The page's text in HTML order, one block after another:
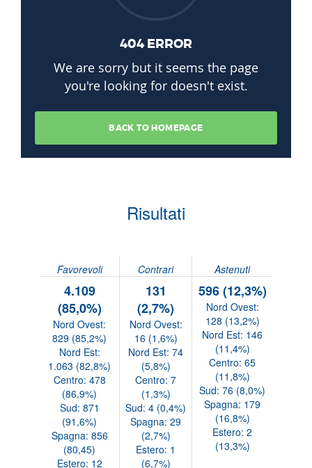
Risultati
Favorevoli Contrari Astenuti
4.109
(85,0%)
Nord Ovest:
829 (85,2%)
Nord Est:
1.063 (82,8%)
Centro: 478
(86,9%)
Sud: 871
(91,6%)
Spagna: 856
(80,45)
Estero: 12
131
(2,7%)
Nord Ovest:
16 (1,6%)
Nord Est: 74
(5,8%)
Centro: 7
(1,3%)
Sud: 4 (0,4%)
Spagna: 29
(2,7%)
Estero: 1
(6,7%)
596 (12,3%)
Nord Ovest:
128 (13,2%)
Nord Est: 146
(11,4%)
Centro: 65
(11,8%)
Sud: 76 (8,0%)
Spagna: 179
(16,8%)
Estero: 2
(13,3%)